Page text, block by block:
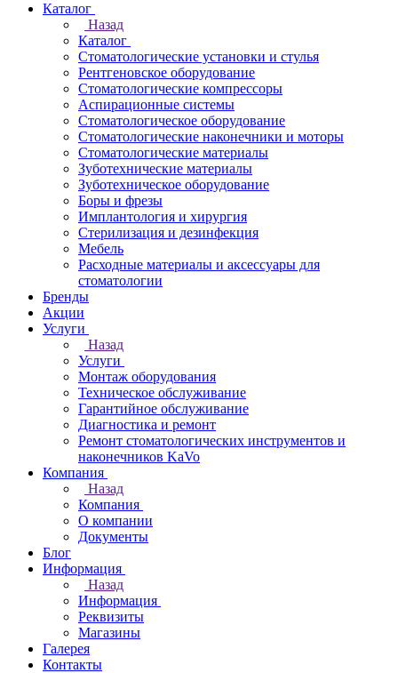
Каталог
Назад
Каталог
Стоматологические установки и стулья
Рентгеновское оборудование
Стоматологические компрессоры
Аспирационные системы
Стоматологическое оборудование
Стоматологические наконечники и моторы
Стоматологические материалы
Зуботехнические материалы
Зуботехническое оборудование
Боры и фрезы
Имплантология и хирургия
Стерилизация и дезинфекция
Мебель
Расходные материалы и аксессуары для
стоматологии
Бренды
Акции
Услуги
Назад
Услуги
Монтаж оборудования
Техническое обслуживание
Гарантийное обслуживание
Диагностика и ремонт
Ремонт стоматологических инструментов и
наконечников KaVo
Компания
Назад
Компания
О компании
Документы
Блог
Информация
Назад
Информация
Реквизиты
Магазины
Галерея
Контакты